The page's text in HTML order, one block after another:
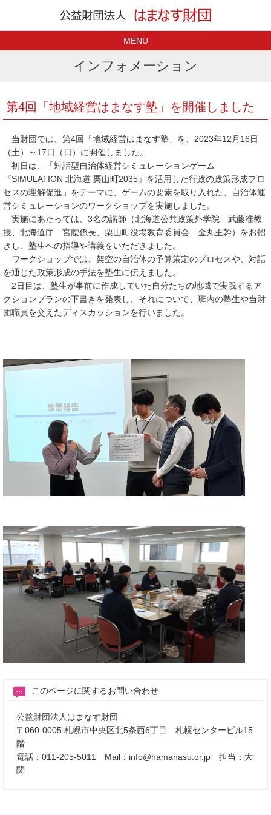
MENU
インフォメーション
第4回「地域経営はまなす塾」を開催しました
当財団では、第4回「地域経営はまなす塾」を、2023年12月16日
（土）～17日（日）に開催しました。
初日は、「対話型自治体経営シミュレーションゲーム
『SIMULATION 北海道 栗山町2035』を活用した行政の政策形成プロ
セスの理解促進」をテーマに、ゲームの要素を取り入れた、自治体運
営シミュレーションのワークショップを実施しました。
実施にあたっては、3名の講師（北海道公共政策外学院 武藤准教
授、北海道庁 宮腰係長、栗山町役場教育委員会 金丸主幹）をお招
きし、塾生への指導や講義をいただきました。
ワークショップでは、架空の自治体の予算策定のプロセスや、対話
を通じた政策形成の手法を塾生に伝えました。
2日目は、塾生が事前に作成していた自分たちの地域で実践するア
クションプランの下書きを発表し、それについて、班内の塾生や当財
団職員を交えたディスカッションを行いました。
このページに関するお問い合わせ
公益財団法人はまなす財団
〒060-0005 札幌市中央区北5条西6丁目 札幌センタービル15
階
電話：011-205-5011 Mail：info@hamanasu.or.jp 担当：大
関